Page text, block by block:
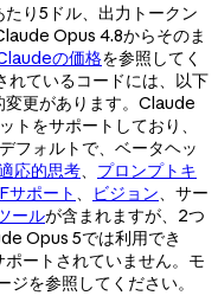
り5ドル、出力トークン
Opus 4.8からそのま
の価格を参照してく
ているコードには、以下
更があります。Claude
をサポートしており、
デフォルトで、ベータヘッ
応的思考、 プロンプトキ
サポート 、 ビジョン、サー
ールが含まれますが、2つ
Opus 5では利用でき
ートされていません。モ
を参照してください。